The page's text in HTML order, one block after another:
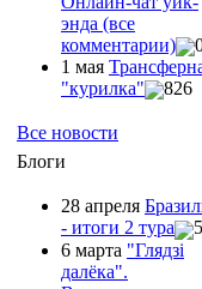
энда (все
комментарии)
1 мая
"курилка"
826
Все новости
Блоги
28 апреля
- итоги 2 тура
6 марта "Глядзi
далёка".